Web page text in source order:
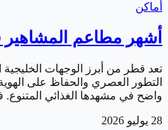
أماكن
أشهر مطاعم
تعد قطر من أبرز الوجهات
التطور العصري والحفاظ على
واضح في مشهدها الغذائي
28 يوليو 2026